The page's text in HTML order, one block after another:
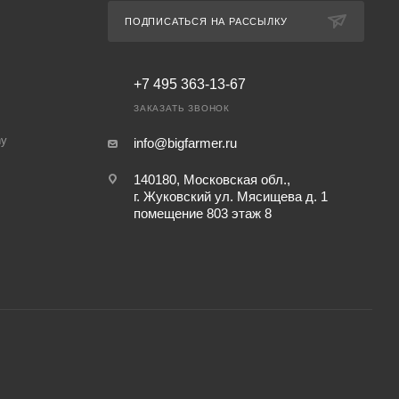
ПОДПИСАТЬСЯ НА РАССЫЛКУ
+7 495 363-13-67
ЗАКАЗАТЬ ЗВОНОК
info@bigfarmer.ru
140180, Московская обл.,
г. Жуковский ул. Мясищева д. 1
помещение 803 этаж 8